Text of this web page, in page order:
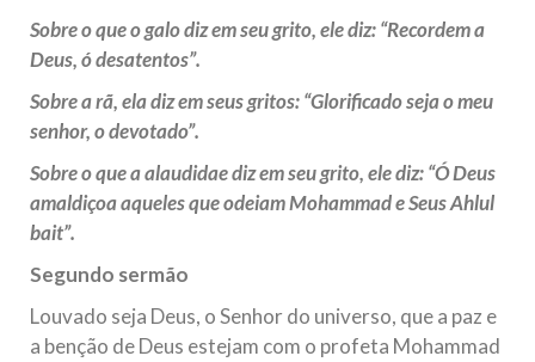
Sobre o que o galo diz em seu grito, ele diz: “Recordem a
Deus, ó desatentos”.
Sobre a rã, ela diz em seus gritos: “Glorificado seja o meu
senhor, o devotado”.
Sobre o que a alaudidae diz em seu grito, ele diz: “Ó Deus
amaldiçoa aqueles que odeiam Mohammad e Seus Ahlul
bait”.
Segundo sermão
Louvado seja Deus, o Senhor do universo, que a paz e
a benção de Deus estejam com o profeta Mohammad